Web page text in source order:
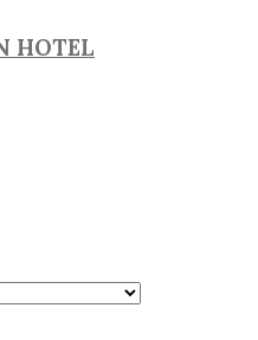
HOTEL